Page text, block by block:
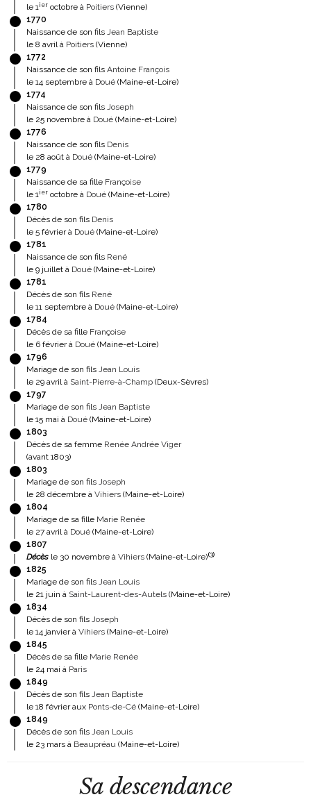
le 1ier octobre à Poitiers (Vienne)
1770
Naissance de son fils Jean Baptiste
le 8 avril à Poitiers (Vienne)
1772
Naissance de son fils Antoine François
le 14 septembre à Doué (Maine-et-Loire)
1774
Naissance de son fils Joseph
le 25 novembre à Doué (Maine-et-Loire)
1776
Naissance de son fils Denis
le 28 août à Doué (Maine-et-Loire)
1779
Naissance de sa fille Françoise
le 1ier octobre à Doué (Maine-et-Loire)
1780
Décès de son fils Denis
le 5 février à Doué (Maine-et-Loire)
1781
Naissance de son fils René
le 9 juillet à Doué (Maine-et-Loire)
1781
Décès de son fils René
le 11 septembre à Doué (Maine-et-Loire)
1784
Décès de sa fille Françoise
le 6 février à Doué (Maine-et-Loire)
1796
Mariage de son fils Jean Louis
le 29 avril à Saint-Pierre-à-Champ (Deux-Sèvres)
1797
Mariage de son fils Jean Baptiste
le 15 mai à Doué (Maine-et-Loire)
1803
Décès de sa femme Renée Andrée Viger
(avant 1803)
1803
Mariage de son fils Joseph
le 28 décembre à Vihiers (Maine-et-Loire)
1804
Mariage de sa fille Marie Renée
le 27 avril à Doué (Maine-et-Loire)
1807
Décès le 30 novembre à Vihiers (Maine-et-Loire)(3)
1825
Mariage de son fils Jean Louis
le 21 juin à Saint-Laurent-des-Autels (Maine-et-Loire)
1834
Décès de son fils Joseph
le 14 janvier à Vihiers (Maine-et-Loire)
1845
Décès de sa fille Marie Renée
le 24 mai à Paris
1849
Décès de son fils Jean Baptiste
le 18 février aux Ponts-de-Cé (Maine-et-Loire)
1849
Décès de son fils Jean Louis
le 23 mars à Beaupréau (Maine-et-Loire)
Sa descendance